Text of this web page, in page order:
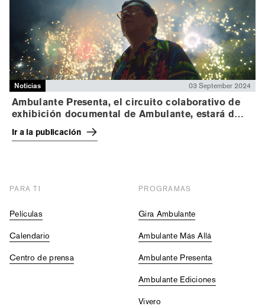
Noticias 03 September 2024
Ambulante Presenta, el circuito colaborativo de
exhibición documental de Ambulante, estará de
regreso en 24 estados de la república mexicana
Ir a la publicación
PARA TI
Películas
Calendario
Centro de prensa
PROGRAMAS
Gira Ambulante
Ambulante Más Allá
Ambulante Presenta
Ambulante Ediciones
Vivero